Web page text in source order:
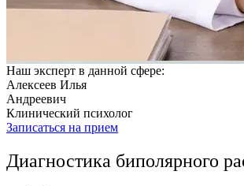
Наш эксперт в данной сфере:
Алексеев Илья
Андреевич
Клинический психолог
Записаться на прием
Диагностика биполярного